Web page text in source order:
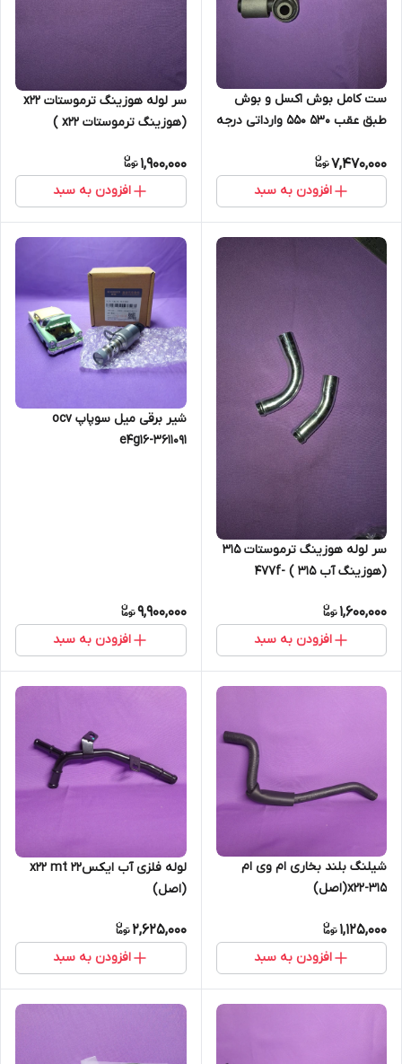
ست کامل بوش اکسل و بوش
طبق عقب 530 550 وارداتی درجه
7,470,000
افزودن به سبد
سر لوله هوزینگ ترموستات x22
(هوزینگ ترموستات x22 )
1,900,000
افزودن به سبد
سر لوله هوزینگ ترموستات 315
(هوزینگ آب 315 ) 477f-
1,600,000
افزودن به سبد
شیر برقی میل سوپاپ ocv
e4g16-3611091
9,900,000
افزودن به سبد
شیلنگ بلند بخاری ام وی ام
315-x22(اصل)
1,125,000
افزودن به سبد
لوله فلزی آب ایکس۲۲ x22 mt
(اصل)
2,625,000
افزودن به سبد